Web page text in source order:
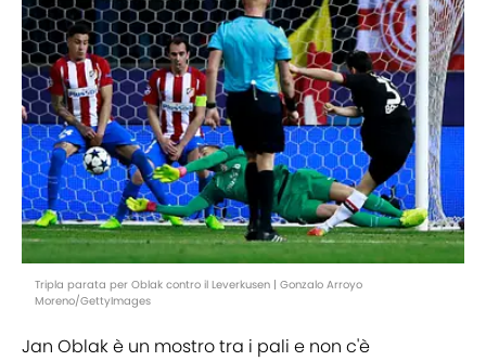
Tripla parata per Oblak contro il Leverkusen | Gonzalo Arroyo
Moreno/GettyImages
Jan Oblak è un mostro tra i pali e non c'è